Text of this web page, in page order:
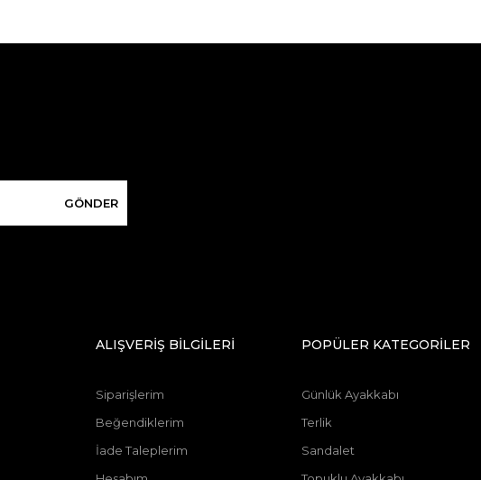
GÖNDER
ALIŞVERİŞ BİLGİLERİ
Siparişlerim
Beğendiklerim
İade Taleplerim
POPÜLER KATEGORİLER
Günlük Ayakkabı
Terlik
Sandalet